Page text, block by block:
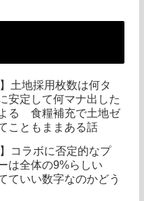
】土地採用枚数は何タ
安定して何マナ出した
る 食糧補充で土地ゼ
こともままある話
】コラボに否定的なプ
は全体の9%らしい
ていい数字なのかどう